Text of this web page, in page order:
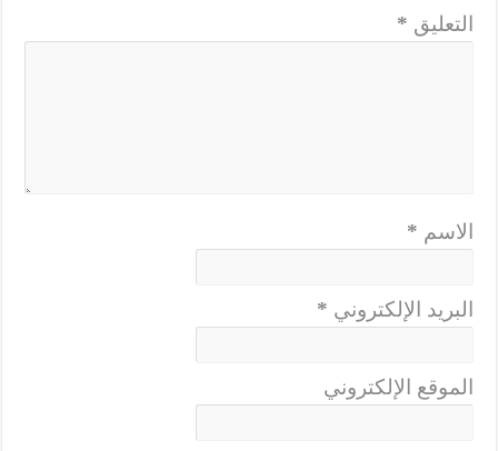
التعليق *
الاسم *
البريد الإلكتروني *
الموقع الإلكتروني